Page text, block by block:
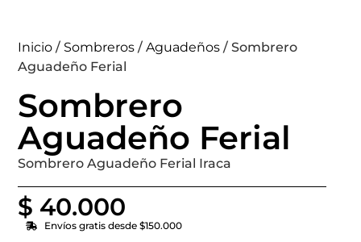
Inicio / Sombreros /Aguadeños / Sombrero
Aguadeño Ferial
Sombrero
Aguadeño Ferial
Sombrero Aguadeño Ferial Iraca
$ 40.000
Envíos gratis desde $150.000